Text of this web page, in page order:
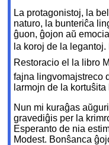
La protagonistoj, la
naturo, la bunteriĉa
ĝuon, ĝojon aŭ
la koroj de la legantoj.
Restoracio el la libro
fajna lingvomajstreco
larmojn de la kortuŝita
Nun mi kuraĝas
gravediĝis per la
Esperanto de nia
Modest. Bonŝanca